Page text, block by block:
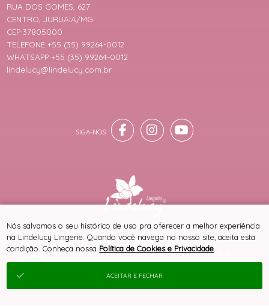
SITE 100% SEGURO PLATAFORMA B2B
RUA DOS GOMES, 627
CENTRO, JURUAIA/MG
CEP 37805000
TELEFONE +55 (35) 99264-0012
WHATSAPP +55 (35) 99264-0012
lindelucy@lindelucy.com.br
® TODOS DIREITOS RESERVADOS
Nós salvamos o seu histórico de uso pra oferecer a melhor experiência
na Lindelucy Lingerie. Quando você navega no nosso site, aceita esta
condição. Conheça nossa Política de Cookies e Privacidade
ACEITAR E FECHAR